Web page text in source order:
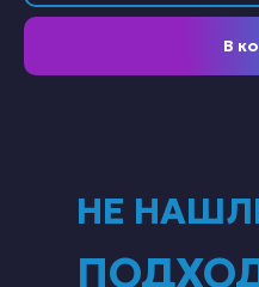
В
НЕ